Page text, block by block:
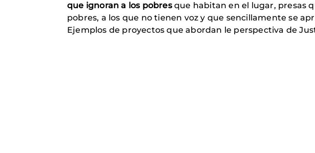
que ignoran a los pobresque habitan en el lugar, presas
pobres, a los que no tienen voz y que sencillamente se
Ejemplos de proyectos que abordan le perspectiva de